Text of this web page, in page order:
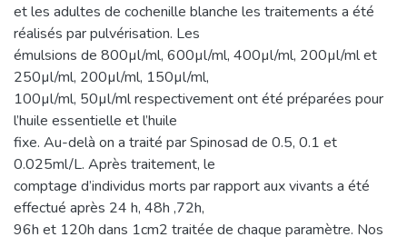
et les adultes de cochenille blanche les traitements a été
réalisés par pulvérisation. Les
émulsions de 800µl/ml, 600µl/ml, 400µl/ml, 200µl/ml et
250µl/ml, 200µl/ml, 150µl/ml,
100µl/ml, 50µl/ml respectivement ont été préparées pour
l’huile essentielle et l’huile
fixe. Au-delà on a traité par Spinosad de 0.5, 0.1 et
0.025ml/L. Après traitement, le
comptage d’individus morts par rapport aux vivants a été
effectué après 24 h, 48h ,72h,
96h et 120h dans 1cm2 traitée de chaque paramètre. Nos